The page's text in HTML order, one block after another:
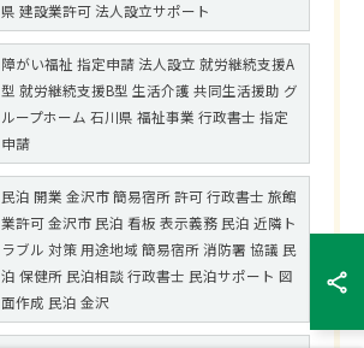
県 建設業許可 法人設立サポート
障がい福祉 指定申請 法人設立 就労継続支援A
型 就労継続支援B型 生活介護 共同生活援助 グ
ループホーム 石川県 福祉事業 行政書士 指定
申請
民泊 開業 金沢市 簡易宿所 許可 行政書士 旅館
業許可 金沢市 民泊 看板 表示義務 民泊 近隣ト
ラブル 対策 用途地域 簡易宿所 消防署 協議 民
泊 保健所 民泊相談 行政書士 民泊サポート 図
面作成 民泊 金沢